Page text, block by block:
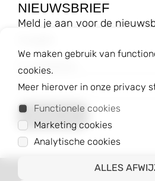
NIEUWSBRIEF
Meld je aan voor de
E-mailadres
We maken gebruik van
cookies.
Meer hierover in onze privacy
Functionele cookies
Marketing cookies
Analytische cookies
ALLES